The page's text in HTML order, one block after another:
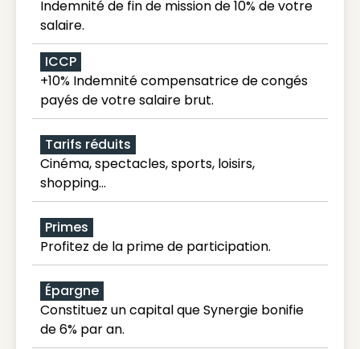
Indemnité de fin de mission de 10% de votre
salaire.
ICCP
+10% Indemnité compensatrice de congés
payés de votre salaire brut.
Tarifs réduits
Cinéma, spectacles, sports, loisirs,
shopping...
Primes
Profitez de la prime de participation.
Épargne
Constituez un capital que Synergie bonifie
de 6% par an.